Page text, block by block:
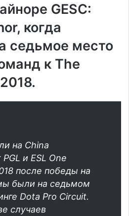
GESC:
когда
седьмое место
к The
на China
и ESL One
после победы на
были на седьмом
Dota Pro Circuit.
случаев